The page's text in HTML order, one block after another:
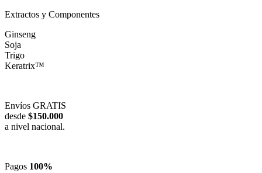
Extractos y Componentes
Ginseng
Soja
Trigo
Keratrix™
Envíos GRATIS
desde $150.000
a nivel nacional.
Pagos 100%